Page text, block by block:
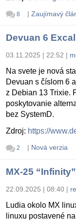
8 | Zaujímavý
Devuan 6
03.11.2025 | 22:52 |
Na svete je nová
Devuan s číslom 6
z Debian 13 Trixie.
poskytovanie
bez SystemD.
Zdroj: https://
2 | Nová verzia
MX-25
22.09.2025 | 08:40 |
Ludia okolo MX
linuxu postavené